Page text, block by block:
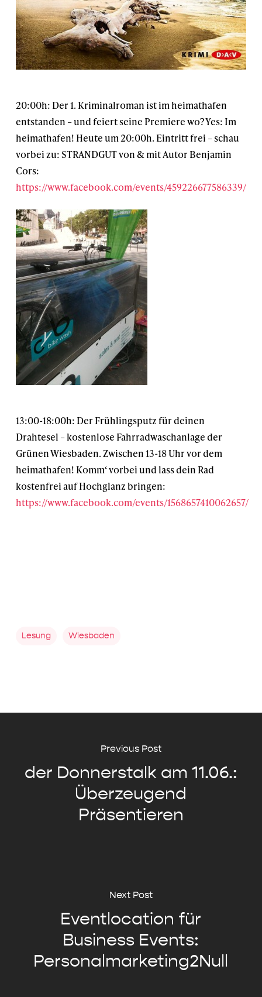
20:00h: Der 1. ‪Kriminalroman‬ ist im heimathafen
entstanden – und feiert seine Premiere wo? Yes: Im
heimathafen! Heute um 20:00h. Eintritt frei – schau
vorbei zu: STRANDGUT von & mit Autor Benjamin
Cors:
https://www.facebook.com/events/459226677586339/
13:00-18:00h: Der Frühlingsputz für deinen
Drahtesel – kostenlose ‪Fahrradwaschanlage‬ der
Grünen Wiesbaden. Zwischen 13-18 Uhr vor dem
heimathafen! Komm‘ vorbei und lass dein Rad
kostenfrei auf Hochglanz bringen:
https://www.facebook.com/events/1568657410062657/
Lesung Wiesbaden
Previous Post
der Donnerstalk am 11.06.:
Überzeugend
Präsentieren
Next Post
Eventlocation für
Business Events:
Personalmarketing2Null